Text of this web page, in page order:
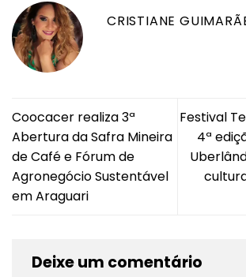
CRISTIANE
Coocacer realiza 3ª
Abertura da Safra Mineira
de Café e Fórum de
Agronegócio Sustentável
em Araguari
Festival
4ª
Deixe um comentário